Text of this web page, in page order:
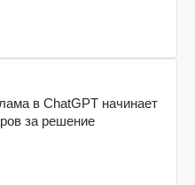
в ChatGPT начинает
за решение